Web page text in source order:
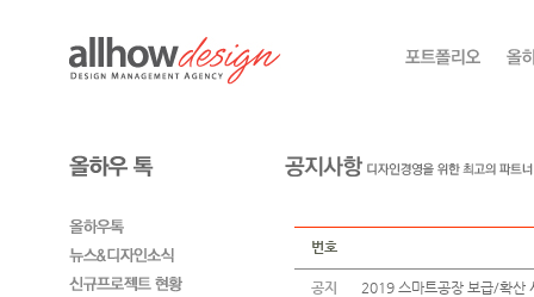
번호
공지 2019 스마트공장 보급/확